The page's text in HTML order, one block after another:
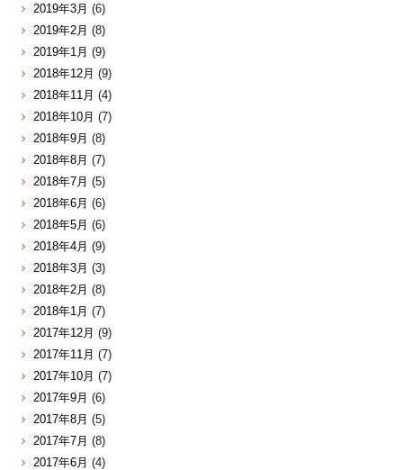
2019年3月 (6)
2019年2月 (8)
2019年1月 (9)
2018年12月 (9)
2018年11月 (4)
2018年10月 (7)
2018年9月 (8)
2018年8月 (7)
2018年7月 (5)
2018年6月 (6)
2018年5月 (6)
2018年4月 (9)
2018年3月 (3)
2018年2月 (8)
2018年1月 (7)
2017年12月 (9)
2017年11月 (7)
2017年10月 (7)
2017年9月 (6)
2017年8月 (5)
2017年7月 (8)
2017年6月 (4)